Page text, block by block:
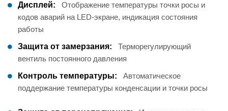
Дисплей:
Отображение температуры точки росы и
кодов аварий на LED-экране, индикация состояния
работы
Защита от замерзания:
Терморегулирующий
вентиль постоянного давления
Контроль температуры:
Автоматическое
поддержание температуры конденсации и точки росы